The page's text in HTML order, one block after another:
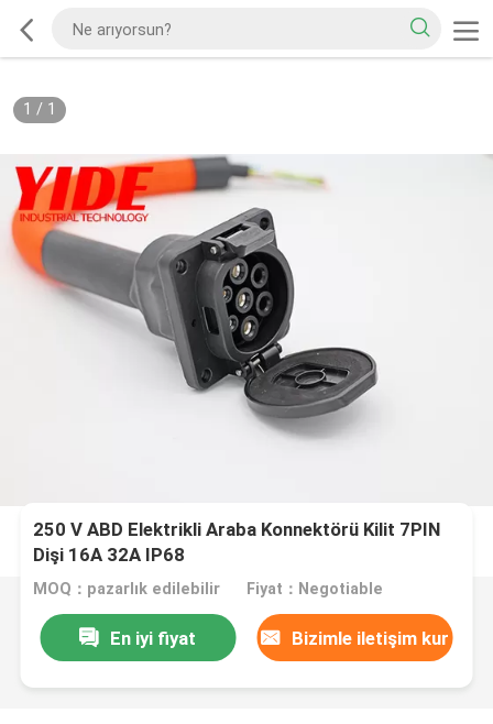
1 / 1
250 V ABD Elektrikli Araba Konnektörü Kilit 7PIN
Dişi 16A 32A IP68
MOQ：pazarlık edilebilir Fiyat：Negotiable
En iyi fiyat Bizimle iletişim kur